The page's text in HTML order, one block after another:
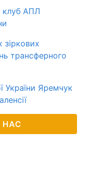
клуб АПЛ
зіркових
трансферного
України Яремчук
НАС